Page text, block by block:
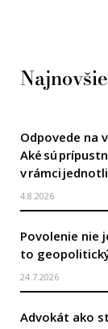
Odpovede na
Aké sú
v rámci
4.8.2026
Povolenie nie
to
24.7.2026
Advokát ako